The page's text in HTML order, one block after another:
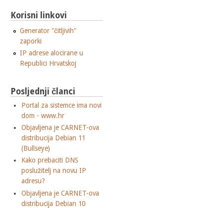
Korisni linkovi
Generator "čitljivih"
zaporki
IP adrese alocirane u
Republici Hrvatskoj
Posljednji članci
Portal za sistemce ima novi
dom - www.hr
Objavljena je CARNET-ova
distribucija Debian 11
(Bullseye)
Kako prebaciti DNS
poslužitelj na novu IP
adresu?
Objavljena je CARNET-ova
distribucija Debian 10